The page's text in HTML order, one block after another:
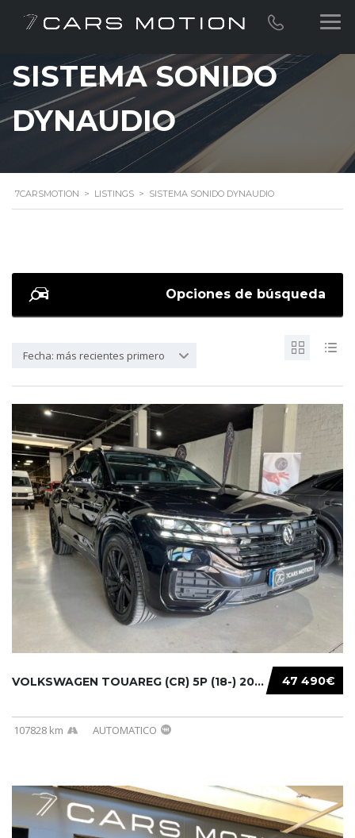
SISTEMA SONIDO
DYNAUDIO
7CARSMOTION > LISTINGS > SISTEMA SONIDO DYNAUDIO
Opciones de búsqueda
Fecha: más recientes primero
47 490€
VOLKSWAGEN TOUAREG (CR) 5P (18-) 2021...
107828 km AUTOMATICO